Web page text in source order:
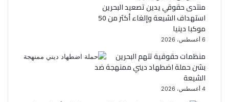
ك
منتدى حقوقي يدين تصعيد البحرين
استهداف الشيعة وإلغاء أكثر من 50
موكبا دينيا
6 أغسطس، 2026
منظمات حقوقية تتهم البحرين
بشن حملة اضطهاد ديني ممنهجة ضد
الشيعة
4 أغسطس، 2026